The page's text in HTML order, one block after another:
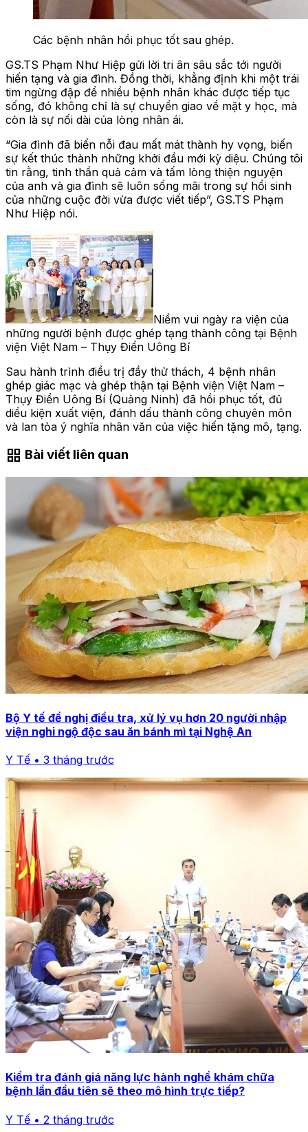
Các bệnh nhân hồi phục tốt sau ghép.
GS.TS Phạm Như Hiệp gửi lời tri ân sâu sắc tới người
hiến tạng và gia đình. Đồng thời, khẳng định khi một trái
tim ngừng đập để nhiều bệnh nhân khác được tiếp tục
sống, đó không chỉ là sự chuyển giao về mặt y học, mà
còn là sự nối dài của lòng nhân ái.
“Gia đình đã biến nỗi đau mất mát thành hy vọng, biến
sự kết thúc thành những khởi đầu mới kỳ diệu. Chúng tôi
tin rằng, tinh thần quả cảm và tấm lòng thiện nguyện
của anh và gia đình sẽ luôn sống mãi trong sự hồi sinh
của những cuộc đời vừa được viết tiếp”, GS.TS Phạm
Như Hiệp nói.
Niềm vui ngày ra viện của
những người bệnh được ghép tạng thành công tại Bệnh
viện Việt Nam – Thụy Điển Uông Bí
Sau hành trình điều trị đầy thử thách, 4 bệnh nhân
ghép giác mạc và ghép thận tại Bệnh viện Việt Nam –
Thụy Điển Uông Bí (Quảng Ninh) đã hồi phục tốt, đủ
diều kiện xuất viện, đánh dấu thành công chuyên môn
và lan tỏa ý nghĩa nhân văn của việc hiến tặng mô, tạng.
grid_view Bài viết liên quan
Bộ Y tế đề nghị điều tra, xử lý vụ hơn 20 người nhập
viện nghi ngộ độc sau ăn bánh mì tại Nghệ An
Y Tế • 3 tháng trước
Kiểm tra đánh giá năng lực hành nghề khám chữa
bệnh lần đầu tiên sẽ theo mô hình trực tiếp?
Y Tế • 2 tháng trước